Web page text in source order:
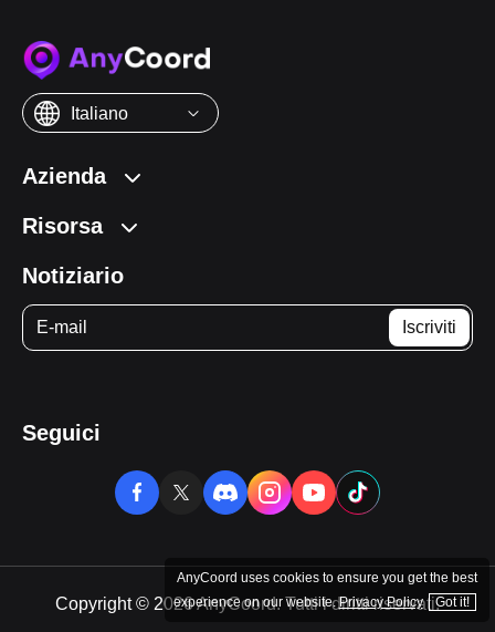
Italiano
Azienda
Risorsa
Notiziario
Seguici
Copyright © 2026 AnyCoord. Tutti i diritti riservati.
AnyCoord uses cookies to ensure you get the best
experience on our website.Privacy Policy Got it!